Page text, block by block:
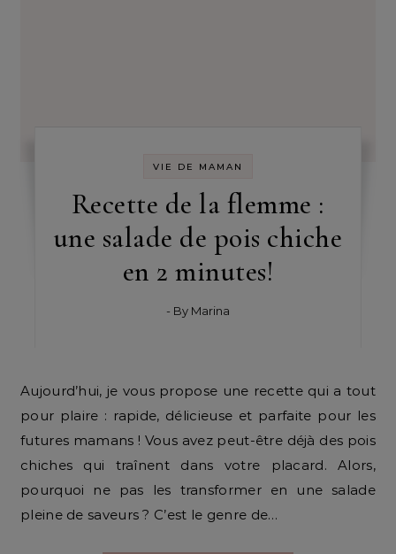
VIE DE MAMAN
Recette de la flemme :
une salade de pois chiche
en 2 minutes!
- By Marina
Aujourd’hui, je vous propose une recette qui a tout
pour plaire : rapide, délicieuse et parfaite pour les
futures mamans ! Vous avez peut-être déjà des pois
chiches qui traînent dans votre placard. Alors,
pourquoi ne pas les transformer en une salade
pleine de saveurs ? C’est le genre de…